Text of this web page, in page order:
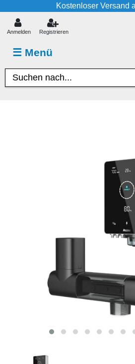
Kostenloser Versand
☰ Menü
Anmelden Registrieren